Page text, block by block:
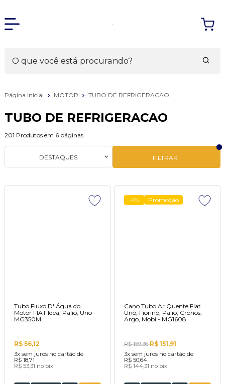
Página Inicial MOTOR TUBO DE REFRIGERACAO
TUBO DE REFRIGERACAO
201 Produtos em 6 páginas
FILTRAR
DESTAQUES
Tubo Fluxo D' Água do
Motor FIAT Idea, Palio, Uno -
MG350M
R$ 56,12
3x sem juros no cartão de
R$ 18,71
R$ 53,31 no pix
-4% Promoção
Cano Tubo Ar Quente Fiat
Uno, Fiorino, Palio, Cronos,
Argo, Mobi - MG1608
R$ 159,36R$ 151,91
3x sem juros no cartão de
R$ 50,64
R$ 144,31 no pix